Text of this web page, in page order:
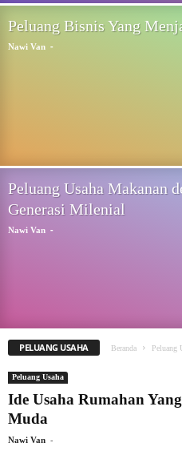
Peluang Bisnis Yang
Nawi Van -
Peluang Usaha Makanan
Generasi Milenial
Nawi Van -
PELUANG USAHA Beranda Peluang
Peluang Usaha
Ide Usaha Rumahan
Muda
Nawi Van -